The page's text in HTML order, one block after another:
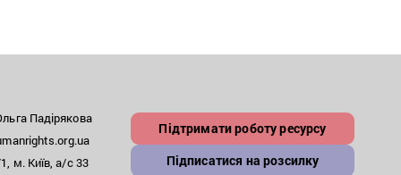
Падірякова
м. Київ, а/с 33
Підтримати роботу ресурсу
Підписатися на розсилку